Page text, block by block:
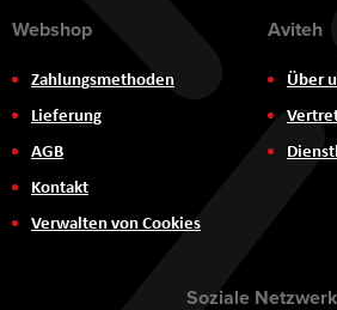
Webshop
Zahlungsmethoden
Lieferung
AGB
Kontakt
Verwalten von Cookies
Aviteh
Über
Soziale